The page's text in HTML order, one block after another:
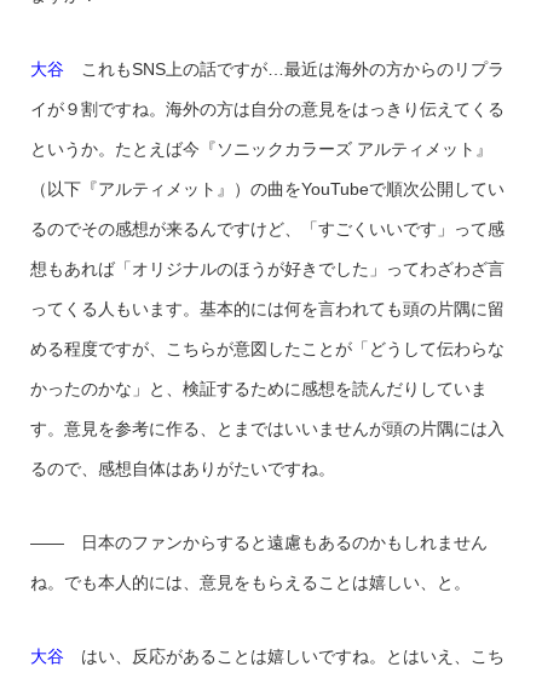
大谷これもSNS上の話ですが…最近は海外の方からのリプラ
イが９割ですね。海外の方は自分の意見をはっきり伝えてくる
というか。たとえば今『ソニックカラーズ アルティメット』
（以下『アルティメット』）の曲をYouTubeで順次公開してい
るのでその感想が来るんですけど、「すごくいいです」って感
想もあれば「オリジナルのほうが好きでした」ってわざわざ言
ってくる人もいます。基本的には何を言われても頭の片隅に留
める程度ですが、こちらが意図したことが「どうして伝わらな
かったのかな」と、検証するために感想を読んだりしていま
す。意見を参考に作る、とまではいいませんが頭の片隅には入
るので、感想自体はありがたいですね。
—— 日本のファンからすると遠慮もあるのかもしれません
ね。でも本人的には、意見をもらえることは嬉しい、と。
大谷はい、反応があることは嬉しいですね。とはいえ、こち